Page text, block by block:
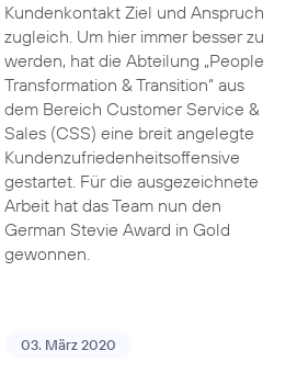
Kundenkontakt Ziel und Anspruch
zugleich. Um hier immer besser zu
werden, hat die Abteilung „People
Transformation & Transition“ aus
dem Bereich Customer Service &
Sales (CSS) eine breit angelegte
Kundenzufriedenheitsoffensive
gestartet. Für die ausgezeichnete
Arbeit hat das Team nun den
German Stevie Award in Gold
gewonnen.
03. März 2020